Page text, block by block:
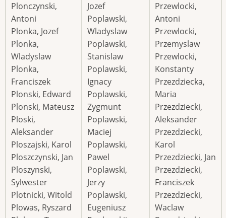
Plonczynski,
Antoni
Plonka, Jozef
Plonka,
Wladyslaw
Plonka,
Franciszek
Plonski, Edward
Plonski, Mateusz
Ploski,
Aleksander
Ploszajski, Karol
Ploszczynski, Jan
Ploszynski,
Sylwester
Plotnicki, Witold
Plowas, Ryszard
Jozef
Poplawski,
Wladyslaw
Poplawski,
Stanislaw
Poplawski,
Ignacy
Poplawski,
Zygmunt
Poplawski,
Maciej
Poplawski,
Pawel
Poplawski,
Jerzy
Poplawski,
Eugeniusz
Przewlocki,
Antoni
Przewlocki,
Przemyslaw
Przewlocki,
Konstanty
Przezdziecka,
Maria
Przezdziecki,
Aleksander
Przezdziecki,
Karol
Przezdziecki, Jan
Przezdziecki,
Franciszek
Przezdziecki,
Waclaw